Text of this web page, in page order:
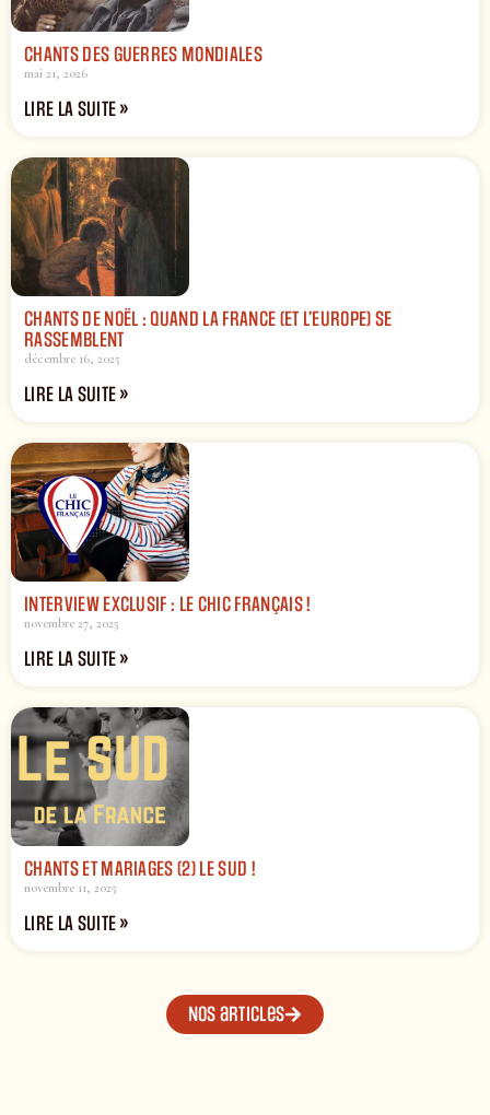
CHANTS DES GUERRES MONDIALES
mai 21, 2026
LIRE LA SUITE »
CHANTS DE NOËL : QUAND LA FRANCE (ET L’EUROPE) SE
RASSEMBLENT
décembre 16, 2025
LIRE LA SUITE »
INTERVIEW EXCLUSIF : LE CHIC FRANÇAIS !
novembre 27, 2025
LIRE LA SUITE »
CHANTS ET MARIAGES (2) LE SUD !
novembre 11, 2025
LIRE LA SUITE »
Nos articles